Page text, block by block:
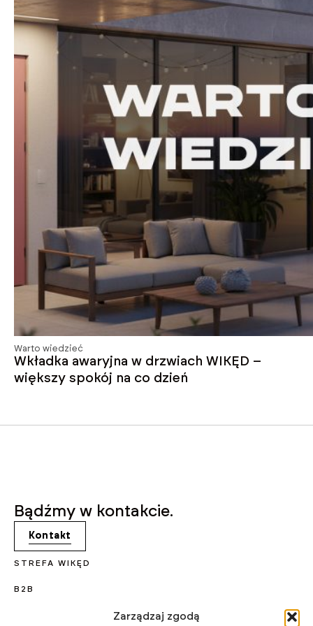
Zarządzaj zgodą
Warto wiedzieć
Wkładka awaryjna w drzwiach WIKĘD –
większy spokój na co dzień
Bądźmy w kontakcie.
Kontakt
STREFA WIKĘD
B2B